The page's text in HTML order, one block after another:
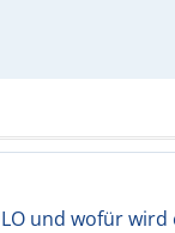
und wofür